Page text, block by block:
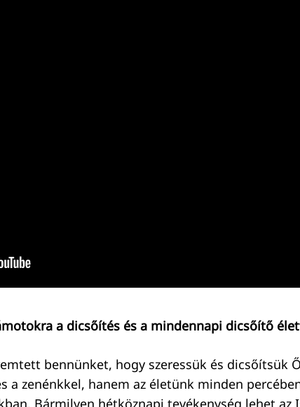
a dicsőítés és a mindennapi dicsőítő
bennünket, hogy szeressük és dicsőítsük
a zenénkkel, hanem az életünk minden
Bármilyen hétköznapi tevékenység lehet az